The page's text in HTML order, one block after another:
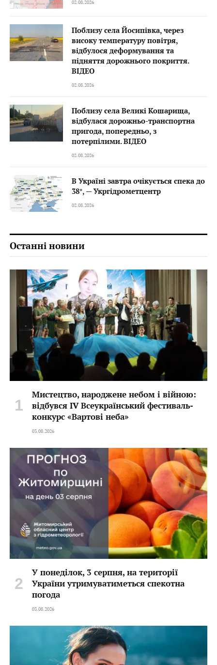
02.08.2026
Поблизу села Йосипівка, через
високу температуру повітря,
відбулося деформування та
підняття дорожнього покриття.
ВІДЕО
02.08.2026
Поблизу села Великі Кошарища,
відбулася дорожньо-транспортна
пригода, попередньо, з
потерпілими. ВІДЕО
02.08.2026
В Україні завтра очікується спека до
38°, — Укргідрометцентр
02.08.2026
Останні новини
Мистецтво, народжене небом і війною:
відбувся IV Всеукраїнський фестиваль-
конкурс «Вартові неба»
03.08.2026
У понеділок, 3 серпня, на території
України утримуватиметься спекотна
погода
03.08.2026